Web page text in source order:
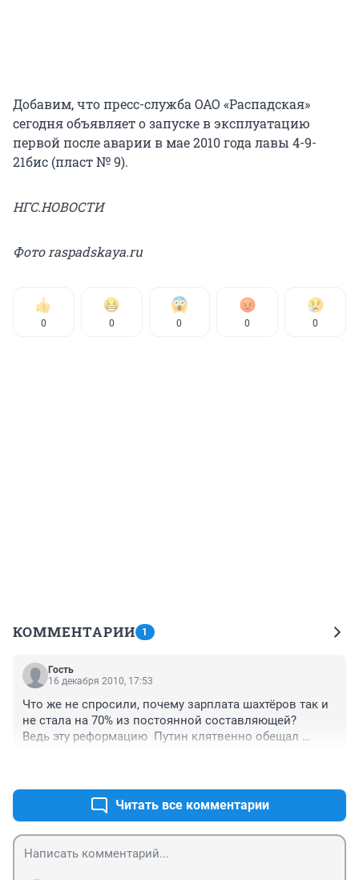
Добавим, что пресс-служба ОАО «Распадская»
сегодня объявляет о запуске в эксплуатацию
первой после аварии в мае 2010 года лавы 4-9-
21бис (пласт № 9).
НГС.НОВОСТИ
Фото raspadskaya.ru
0 0 0 0 0
КОММЕНТАРИИ 1
Гость
16 декабря 2010, 17:53
Что же не спросили, почему зарплата шахтёров так и
не стала на 70% из постоянной составляющей?
Ведь эту реформацию  Путин клятвенно обещал
Читать все комментарии